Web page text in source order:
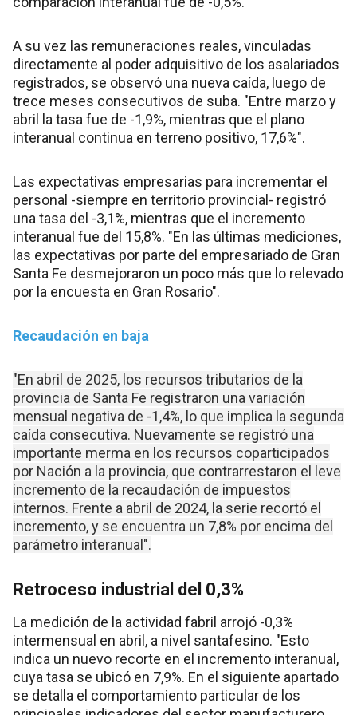
A su vez las remuneraciones reales, vinculadas
directamente al poder adquisitivo de los asalariados
registrados, se observó una nueva caída, luego de
trece meses consecutivos de suba. "Entre marzo y
abril la tasa fue de -1,9%, mientras que el plano
interanual continua en terreno positivo, 17,6%".
Las expectativas empresarias para incrementar el
personal -siempre en territorio provincial- registró
una tasa del -3,1%, mientras que el incremento
interanual fue del 15,8%. "En las últimas mediciones,
las expectativas por parte del empresariado de Gran
Santa Fe desmejoraron un poco más que lo relevado
por la encuesta en Gran Rosario".
Recaudación en baja
"En abril de 2025, los recursos tributarios de la
provincia de Santa Fe registraron una variación
mensual negativa de -1,4%, lo que implica la segunda
caída consecutiva. Nuevamente se registró una
importante merma en los recursos coparticipados
por Nación a la provincia, que contrarrestaron el leve
incremento de la recaudación de impuestos
internos. Frente a abril de 2024, la serie recortó el
incremento, y se encuentra un 7,8% por encima del
parámetro interanual".
Retroceso industrial del 0,3%
La medición de la actividad fabril arrojó -0,3%
intermensual en abril, a nivel santafesino. "Esto
indica un nuevo recorte en el incremento interanual,
cuya tasa se ubicó en 7,9%. En el siguiente apartado
se detalla el comportamiento particular de los